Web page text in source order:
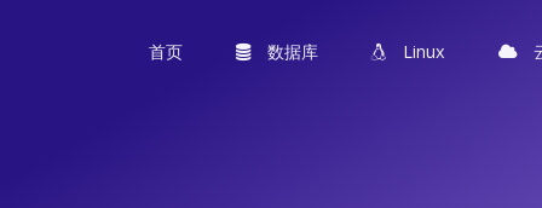
首页 数据库 Linux